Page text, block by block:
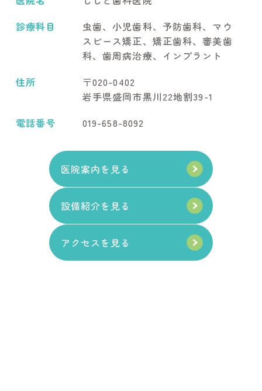
診療科目
虫歯、小児歯科、予防歯科、マウ
スピース矯正、矯正歯科、審美歯
科、歯周病治療、インプラント
住所
〒020-0402
岩手県盛岡市黒川22地割39-1
電話番号
019-658-8092
医院案内を見る
設備紹介を見る
アクセスを見る